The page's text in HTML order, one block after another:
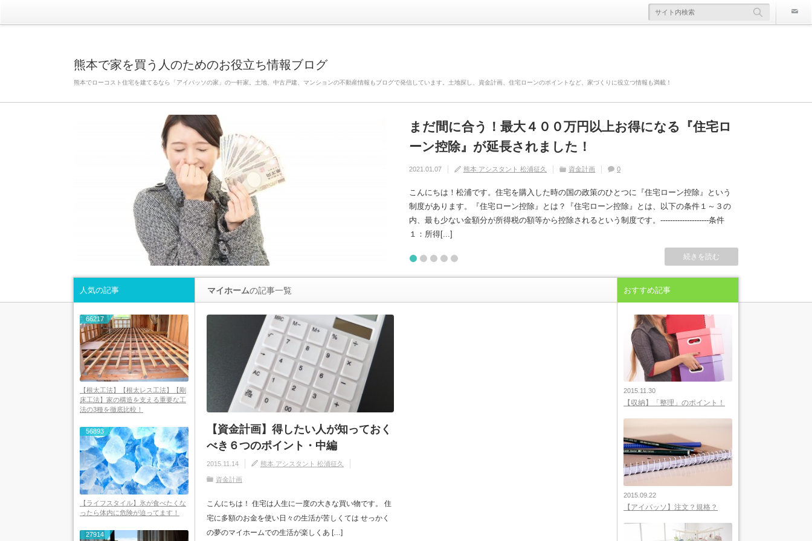
熊本で家を買う人のためのお役立ち情報ブログ
熊本でローコスト住宅を建てるなら「アイパッソの家」の一軒家。土地、中古戸建、マンションの不動産情報もブログで発信しています。土地探し、資金計画、住宅ローンのポイントなど、家づくりに役立つ情報も満載！
まだ間に合う！最大４００万円以上お得になる『住宅ロ
ーン控除』が延長されました！
2021.01.07 熊本 アシスタント 松浦征久 資金計画 0
こんにちは！松浦です。住宅を購入した時の国の政策のひとつに『住宅ローン控除』という
制度があります。『住宅ローン控除』とは？『住宅ローン控除』とは、以下の条件１～３の
内、最も少ない金額分が所得税の額等から控除されるという制度です。--------------------条件
１：所得[...]
続きを読む
自分の家がいわゆる『欠陥住宅』ならないように気を付
けるためには？
2020.09.17 熊本 アシスタント 松浦征久 住宅の豆知識 家づくり
建売住宅と注文住宅の寿命は違う！？
2020.08.29 熊本 アシスタント 松浦征久 住宅の豆知識
住宅の中でも熱中症にかかる！？原因や対策は？
2020.08.27 熊本 アシスタント 松浦征久 ライフスタイル
【火災保険】万が一の災害や事故の時にどこまで補償さ
れるの？
2020.07.11 熊本 アシスタント 松浦征久 住宅の豆知識 家づくり
1 2 3 4
マイホームの記事一覧
【資金計画】得したい人が知っておく
べき６つのポイント・中編
2015.11.14 熊本 アシスタント 松浦征久
資金計画
こんにちは！ 住宅は人生に一度の大きな買い物です。 住
宅に多額のお金を使い日々の生活が苦しくては せっかく
の夢のマイホームでの生活が楽しくあ […]
人気の記事
66217
【根太工法】【根太レス工法】【剛
床工法】家の構造を支える重要な工
法の3種を徹底比較！
56893
【ライフスタイル】氷が食べたくな
ったら体内に危険が迫ってます！
27914
おすすめ記事
2015.11.30
【収納】「整理」のポイント！
2015.09.22
【アイパッソ】注文？規格？